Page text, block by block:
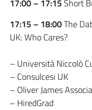
17:00 – 17:15 Short
17:15 – 18:00The
UK: Who Cares?
– Università Niccolò
– Consulcesi UK
– Oliver James
– HiredGrad